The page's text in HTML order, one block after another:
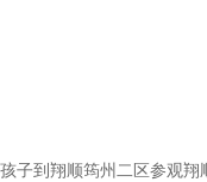
子到翔顺筠州二区参观